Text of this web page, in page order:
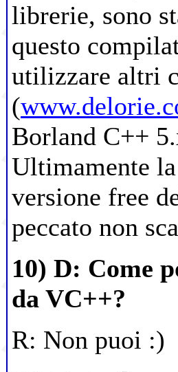
librerie, sono
questo
utilizzare altri
(
Borland C++
Ultimamente
versione free
peccato non
10) D: Come
da VC++?
R: Non puoi :)